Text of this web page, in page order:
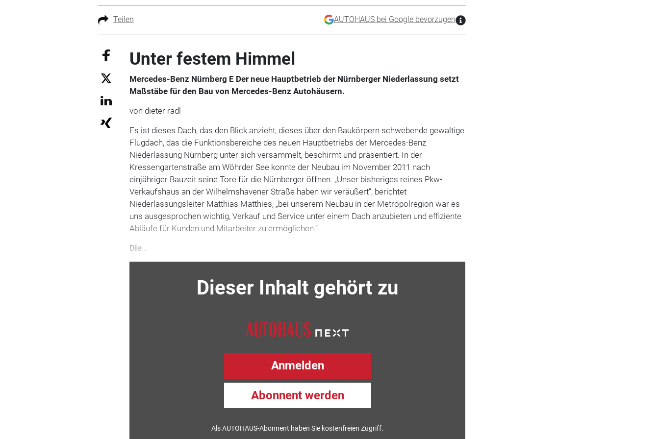
Teilen AUTOHAUS bei Google bevorzugen
Unter festem Himmel
Mercedes-Benz Nürnberg E Der neue Hauptbetrieb der Nürnberger Niederlassung setzt
Maßstäbe für den Bau von Mercedes-Benz Autohäusern.
von dieter radl
Es ist dieses Dach, das den Blick anzieht, dieses über den Baukörpern schwebende gewaltige
Flugdach, das die Funktionsbereiche des neuen Hauptbetriebs der Mercedes-Benz
Niederlassung Nürnberg unter sich versammelt, beschirmt und präsentiert. In der
Kressengartenstraße am Wöhrder See konnte der Neubau im November 2011 nach
einjähriger Bauzeit seine Tore für die Nürnberger öffnen. „Unser bisheriges reines Pkw-
Verkaufshaus an der Wilhelmshavener Straße haben wir veräußert“, berichtet
Niederlassungsleiter Matthias Matthies, „bei unserem Neubau in der Metropolregion war es
uns ausgesprochen wichtig, Verkauf und Service unter einem Dach anzubieten und effiziente
Abläufe für Kunden und Mitarbeiter zu ermöglichen.“
Die
Dieser Inhalt gehört zu
Anmelden
Abonnent werden
Als AUTOHAUS-Abonnent haben Sie kostenfreien Zugriff.